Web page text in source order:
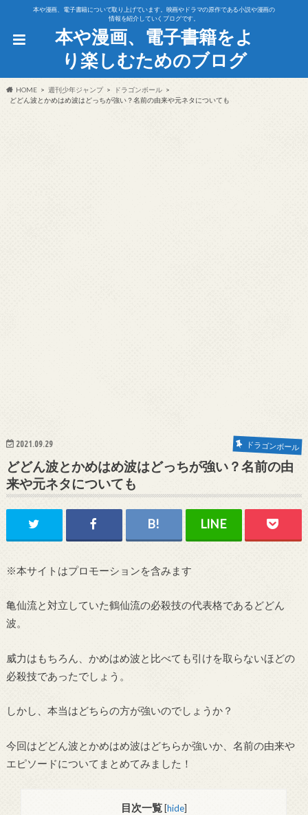
本や漫画、電子書籍について取り上げています。映画やドラマの原作である小説や漫画の
情報を紹介していくブログです。
本や漫画、電子書籍をよ
り楽しむためのブログ
HOME 週刊少年ジャンプ
ドラゴンボール
どどん波とかめはめ波はどっちが強い？名前の由来や元ネタについても
2021.09.29 ドラゴンボール
どどん波とかめはめ波はどっちが強い？名前の由
来や元ネタについても
※本サイトはプロモーションを含みます
亀仙流と対立していた鶴仙流の必殺技の代表格であるどどん
波。
威力はもちろん、かめはめ波と比べても引けを取らないほどの
必殺技であったでしょう。
しかし、本当はどちらの方が強いのでしょうか？
今回はどどん波とかめはめ波はどちらか強いか、名前の由来や
エピソードについてまとめてみました！
目次一覧 [hide]